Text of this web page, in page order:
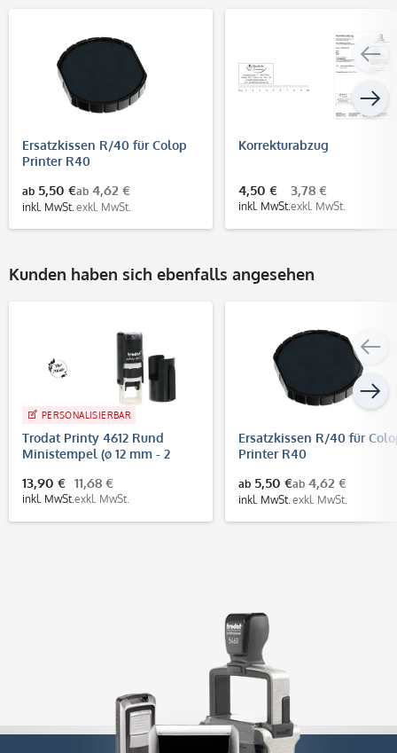
Ersatzkissen R/40 für Colop
Printer R40
ab 5,50 €
inkl. MwSt.
ab 4,62 €
exkl. MwSt.
Korrekturabzug
4,50 €
inkl. MwSt.
3,78 €
exkl. MwSt.
Kunden haben sich ebenfalls angesehen
PERSONALISIERBAR
Trodat Printy 4612 Rund
Ministempel (ø 12 mm - 2
13,90 €
inkl. MwSt.
11,68 €
exkl. MwSt.
Ersatzkissen R/40 für
Printer R40
ab 5,50 €
inkl. MwSt.
ab 4,62 €
exkl. MwSt.